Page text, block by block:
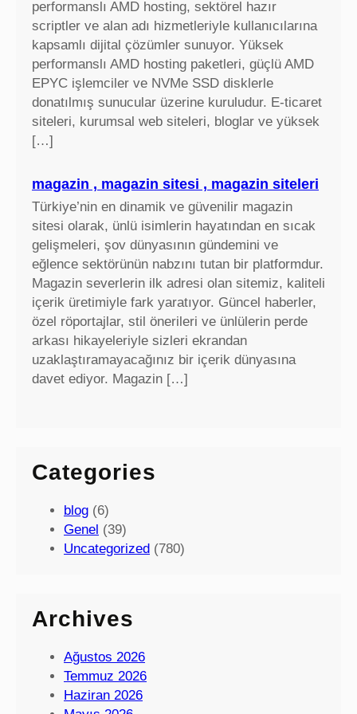
performanslı AMD hosting, sektörel hazır
scriptler ve alan adı hizmetleriyle kullanıcılarına
kapsamlı dijital çözümler sunuyor. Yüksek
performanslı AMD hosting paketleri, güçlü AMD
EPYC işlemciler ve NVMe SSD disklerle
donatılmış sunucular üzerine kuruludur. E-ticaret
siteleri, kurumsal web siteleri, bloglar ve yüksek
[…]
magazin , magazin sitesi , magazin siteleri
Türkiye’nin en dinamik ve güvenilir magazin
sitesi olarak, ünlü isimlerin hayatından en sıcak
gelişmeleri, şov dünyasının gündemini ve
eğlence sektörünün nabzını tutan bir platformdur.
Magazin severlerin ilk adresi olan sitemiz, kaliteli
içerik üretimiyle fark yaratıyor. Güncel haberler,
özel röportajlar, stil önerileri ve ünlülerin perde
arkası hikayeleriyle sizleri ekrandan
uzaklaştıramayacağınız bir içerik dünyasına
davet ediyor. Magazin […]
Categories
blog (6)
Genel (39)
Uncategorized (780)
Archives
Ağustos 2026
Temmuz 2026
Haziran 2026